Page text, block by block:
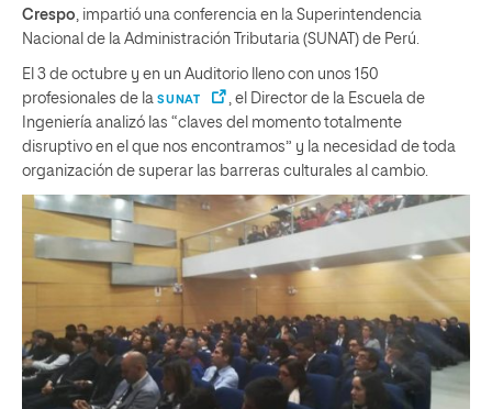
Crespo, impartió una conferencia en la Superintendencia
Nacional de la Administración Tributaria (SUNAT) de Perú.
El 3 de octubre y en un Auditorio lleno con unos 150
profesionales de la SUNAT
, el Director de la Escuela de
Ingeniería analizó las “claves del momento totalmente
disruptivo en el que nos encontramos” y la necesidad de toda
organización de superar las barreras culturales al cambio.